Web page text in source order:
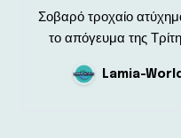
Σοβαρό τροχαίο ατύχημα σημειώθηκε γύρω στις 16:30
το απόγευμα της
Lamia-